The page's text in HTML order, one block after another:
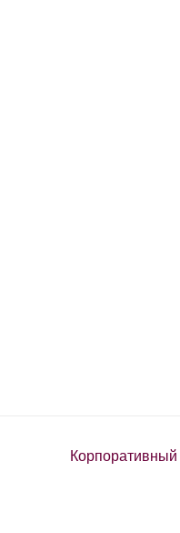
Корпоративный